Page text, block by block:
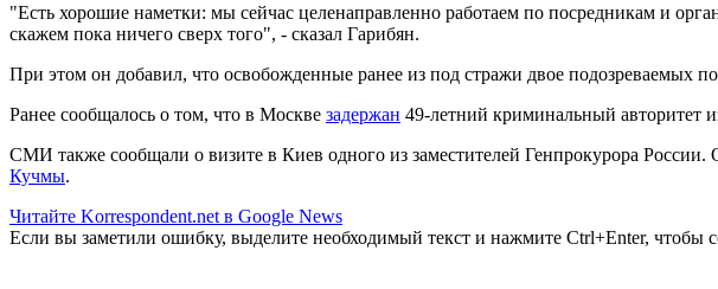
"Есть хорошие наметки: мы сейчас целенаправленно работаем по посредникам и
скажем пока ничего сверх того", - сказал Гарибян.
При этом он добавил, что освобожденные ранее из под стражи двое подозреваемых
Ранее сообщалось о том, что в Москве задержан 49-летний криминальный авторитет
СМИ также сообщали о визите в Киев одного из заместителей Генпрокурора России.
Кучмы.
Читайте Korrespondent.net в Google News
Если вы заметили ошибку, выделите необходимый текст и нажмите Ctrl+Enter, чтобы